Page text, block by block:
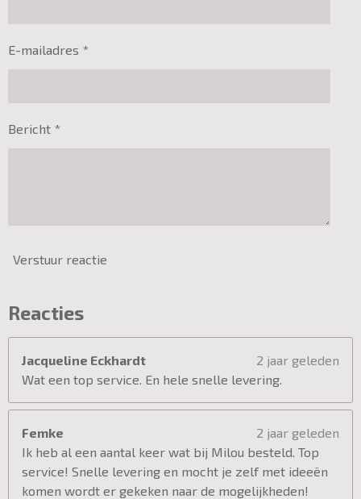
E-mailadres *
Bericht *
Verstuur reactie
Reacties
Jacqueline Eckhardt
2 jaar geleden
Wat een top service. En hele snelle levering.
Femke
2 jaar geleden
Ik heb al een aantal keer wat bij Milou besteld. Top
service! Snelle levering en mocht je zelf met ideeën
komen wordt er gekeken naar de mogelijkheden!